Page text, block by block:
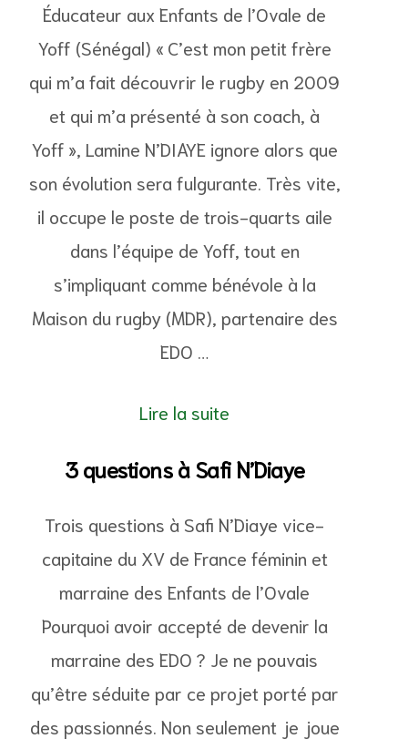
Éducateur aux Enfants de l’Ovale de
Yoff (Sénégal) « C’est mon petit frère
qui m’a fait découvrir le rugby en 2009
et qui m’a présenté à son coach, à
Yoff », Lamine N’DIAYE ignore alors que
son évolution sera fulgurante. Très vite,
il occupe le poste de trois-quarts aile
dans l’équipe de Yoff, tout en
s’impliquant comme bénévole à la
Maison du rugby (MDR), partenaire des
EDO …
Lire la suite
3 questions à Safi N’Diaye
Trois questions à Safi N’Diaye vice-
capitaine du XV de France féminin et
marraine des Enfants de l’Ovale
Pourquoi avoir accepté de devenir la
marraine des EDO ? Je ne pouvais
qu’être séduite par ce projet porté par
des passionnés. Non seulement je joue